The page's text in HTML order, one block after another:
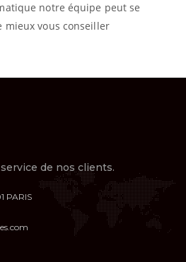
notre équipe peut se
mieux vous conseiller
de nos clients.
PARIS